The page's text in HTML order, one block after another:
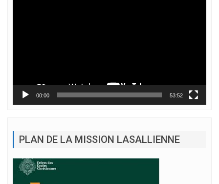
00:00 53:52
PLAN DE LA MISSION LASALLIENNE